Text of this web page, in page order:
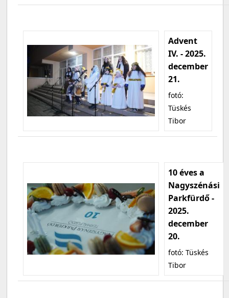
Advent
IV. - 2025.
december
21.
fotó:
Tüskés
Tibor
10 éves a
Nagyszénási
Parkfürdő -
2025.
december
20.
fotó: Tüskés
Tibor